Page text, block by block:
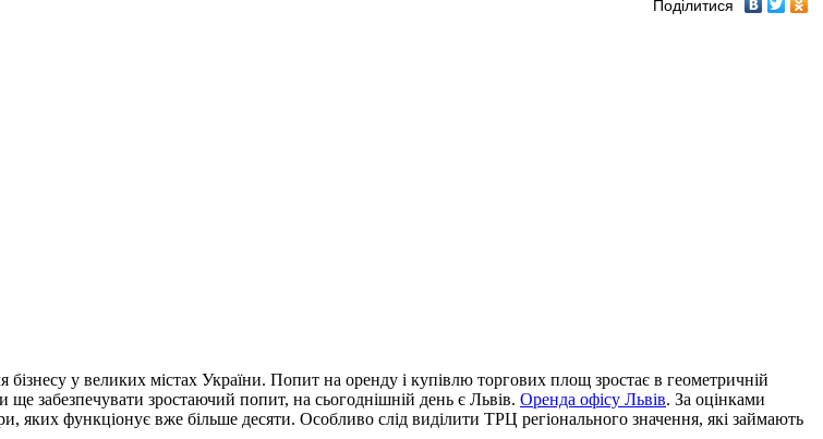
Поділитися
у великих містах України. Попит на оренду і купівлю торгових площ зростає в геометричній
забезпечувати зростаючий попит, на сьогоднішній день є Львів. Оренда офісу Львів. За оцінками
яких функціонує вже більше десяти. Особливо слід виділити ТРЦ регіонального значення, які займають